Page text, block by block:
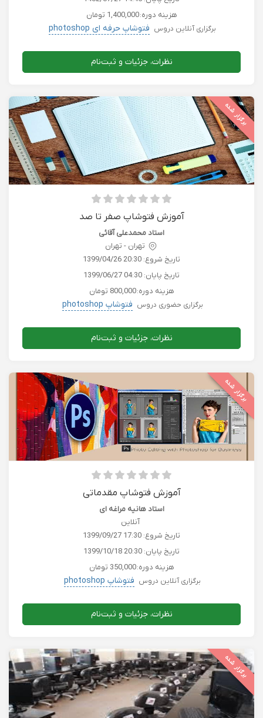
هزینه دوره:1,400,000 تومان
برگزاری آنلاین دروس فتوشاپ حرفه ای photoshop
نظرات، جزئیات و ثبت‌نام
برگزار شده
آموزش فتوشاپ صفر تا صد
استاد محمدعلی آقائی
تهران - تهران
تاریخ شروع: 1399/04/26 20:30
تاریخ پایان: 1399/06/27 04:30
هزینه دوره:800,000 تومان
برگزاری حضوری دروس فتوشاپ photoshop
نظرات، جزئیات و ثبت‌نام
برگزار شده
آموزش فتوشاپ مقدماتی
استاد هانیه مراغه ای
آنلاین
تاریخ شروع: 1399/09/27 17:30
تاریخ پایان: 1399/10/18 20:30
هزینه دوره:350,000 تومان
برگزاری آنلاین دروس فتوشاپ photoshop
نظرات، جزئیات و ثبت‌نام
برگزار شده